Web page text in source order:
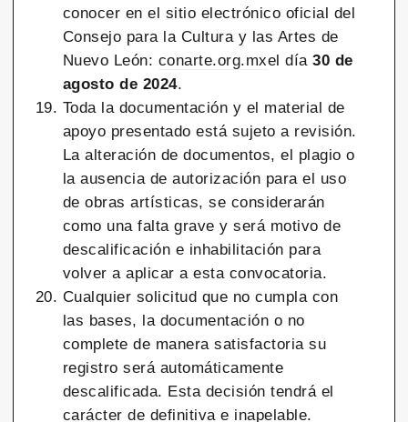
conocer en el sitio electrónico oficial del
Consejo para la Cultura y las Artes de
Nuevo León: conarte.org.mxel día30 de
agosto de 2024.
Toda la documentación y el material de
apoyo presentado está sujeto a revisión.
La alteración de documentos, el plagio o
la ausencia de autorización para el uso
de obras artísticas, se considerarán
como una falta grave y será motivo de
descalificación e inhabilitación para
volver a aplicar a esta convocatoria.
Cualquier solicitud que no cumpla con
las bases, la documentación o no
complete de manera satisfactoria su
registro será automáticamente
descalificada. Esta decisión tendrá el
carácter de definitiva e inapelable.